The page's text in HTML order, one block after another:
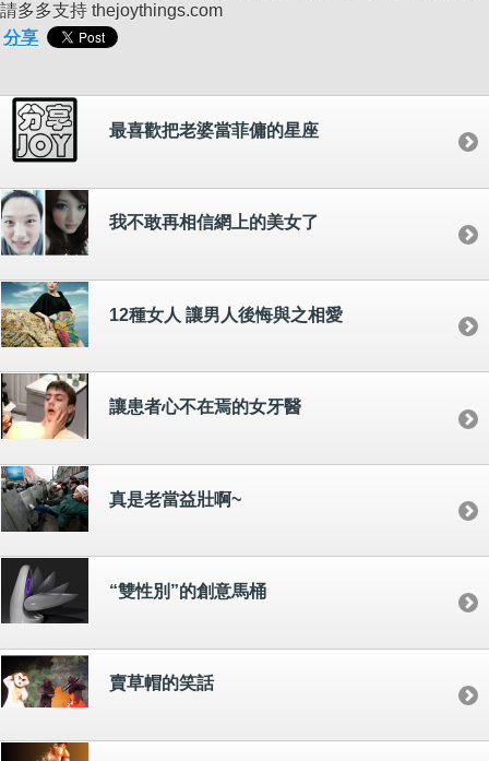
請多多支持 thejoythings.com
分享
最喜歡把老婆當菲傭的星座
我不敢再相信網上的美女了
12種女人 讓男人後悔與之相愛
讓患者心不在焉的女牙醫
真是老當益壯啊~
“雙性別”的創意馬桶
賣草帽的笑話